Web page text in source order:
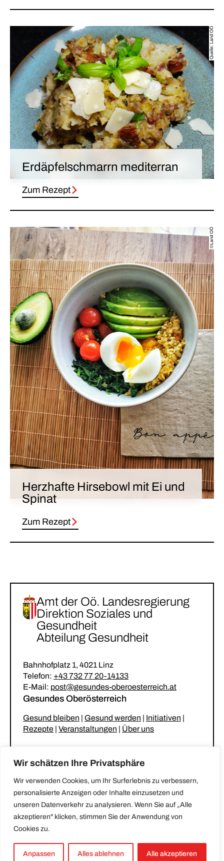
Wir schätzen Ihre Privatsphäre
Wir verwenden Cookies, um Ihr Surferlebnis zu verbessern,
personalisierte Anzeigen oder Inhalte einzusetzen und
unseren Datenverkehr zu analysieren. Wenn Sie auf „Alle
akzeptieren" klicken, stimmen Sie der Anwendung von
Cookies zu.
Anpassen Alles ablehnen Alle akzeptieren
Quelle: Land OÖ
Erdäpfelschmarrn mediterran
Zum Rezept
©Land OÖ
Herzhafte Hirsebowl mit Ei und
Spinat
Zum Rezept
Amt der Oö. Landesregierung
Direktion Soziales und
Gesundheit
Abteilung Gesundheit
Bahnhofplatz 1, 4021 Linz
Telefon: +43 732 77 20-14133
E-Mail: post@gesundes-oberoesterreich.at
Gesundes Oberösterreich
Gesund bleiben | Gesund werden | Initiativen |
Rezepte | Veranstaltungen | Über uns
Gesunder Kindergarten & Krabbelstube
|
Gesunde Gemeinde
Stammtisch für betreuende und pflegende
Angehörige
Barrierefreiheit